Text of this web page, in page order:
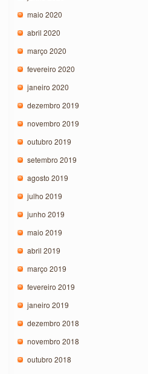
maio 2020
abril 2020
março 2020
fevereiro 2020
janeiro 2020
dezembro 2019
novembro 2019
outubro 2019
setembro 2019
agosto 2019
julho 2019
junho 2019
maio 2019
abril 2019
março 2019
fevereiro 2019
janeiro 2019
dezembro 2018
novembro 2018
outubro 2018